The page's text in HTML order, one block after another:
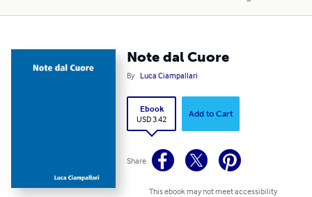
Note dal Cuore
By Luca Ciampallari
Ebook
USD 3.42
Add to Cart
Share
This ebook may not meet accessibility